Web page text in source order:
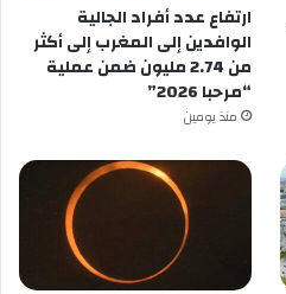
ارتفاع عدد أفراد الجالية
الوافدين إلى المغرب إلى أكثر
من 2.74 مليون ضمن عملية
“مرحبا 2026”
منذ يومين